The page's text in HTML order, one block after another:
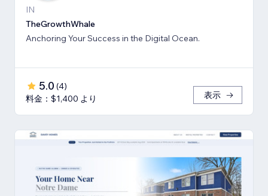
IN
TheGrowthWhale
Anchoring Your Success in the Digital Ocean.
5.0 (4)
料金：$1,400 より
表示